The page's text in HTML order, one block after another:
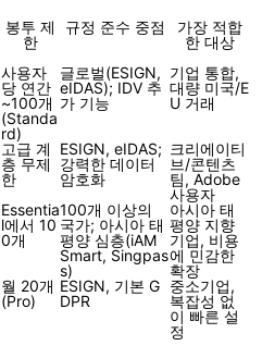
봉투 제
한
규정 준수 중점
가장 적합
한 대상
사용자
당 연간
~100개
(Standa
rd)
글로벌(ESIGN,
eIDAS); IDV 추
가 기능
기업 통합,
대량 미국/E
U 거래
고급 계
층 무제
한
ESIGN, eIDAS;
강력한 데이터
암호화
크리에이티
브/콘텐츠
팀, Adobe
사용자
Essentia
l에서 10
0개
100개 이상의
국가; 아시아 태
평양 심층(iAM
Smart, Singpas
s)
아시아 태
평양 지향
기업, 비용
에 민감한
확장
월 20개
(Pro)
ESIGN, 기본 G
DPR
중소기업,
복잡성 없
이 빠른 설
정